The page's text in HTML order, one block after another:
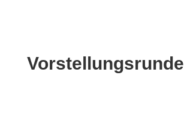
Vorstellungsrunde